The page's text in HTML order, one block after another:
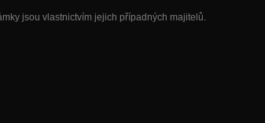
jsou vlastnictvím jejich případných majitelů.